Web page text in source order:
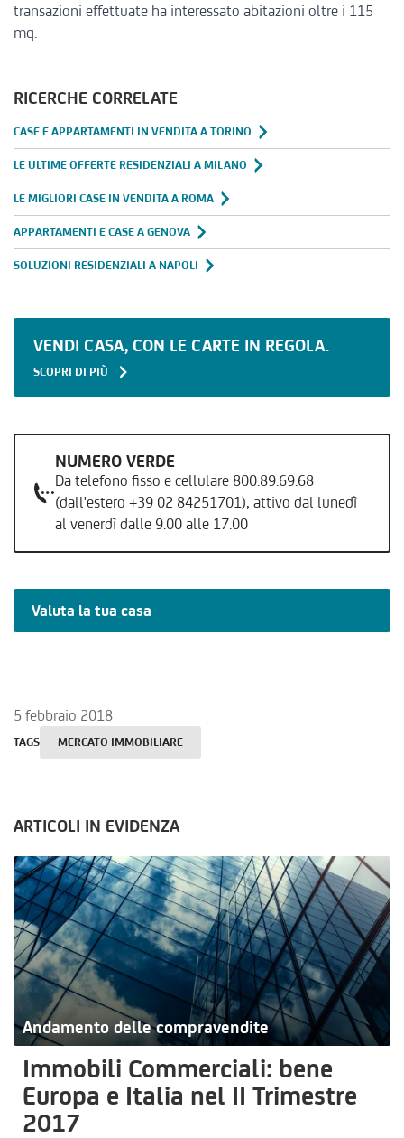
RICERCHE CORRELATE
CASE E APPARTAMENTI IN VENDITA A TORINO
LE ULTIME OFFERTE RESIDENZIALI A MILANO
LE MIGLIORI CASE IN VENDITA A ROMA
APPARTAMENTI E CASE A GENOVA
SOLUZIONI RESIDENZIALI A NAPOLI
VENDI CASA, CON LE CARTE IN REGOLA.
SCOPRI DI PIÙ
NUMERO VERDE
Da telefono fisso e cellulare 800.89.69.68
(dall'estero +39 02 84251701), attivo dal lunedì
al venerdì dalle 9.00 alle 17.00
Valuta la tua casa
transazioni effettuate ha interessato abitazioni oltre i 115
mq.
TAGS MERCATO IMMOBILIARE
5 febbraio 2018
ARTICOLI IN EVIDENZA
Andamento delle compravendite
Immobili Commerciali: bene
Europa e Italia nel II Trimestre
2017